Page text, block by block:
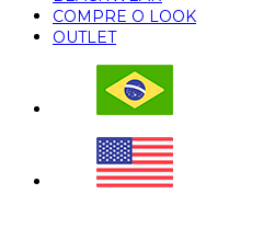
COMPRE O LOOK
OUTLET